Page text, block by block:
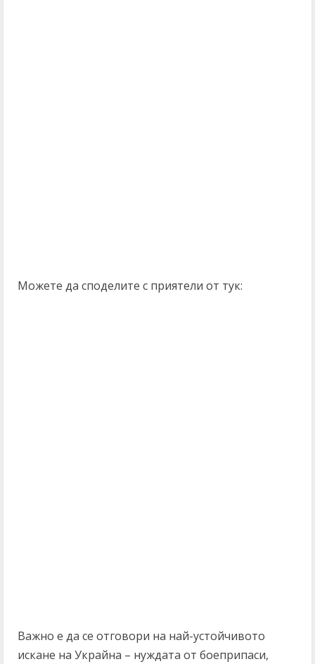
Можете да споделите с приятели от тук:
Важно е да се отговори на най-устойчивото
искане на Украйна – нуждата от боеприпаси,